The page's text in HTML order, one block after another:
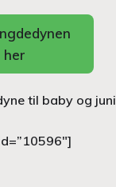
her
til baby og